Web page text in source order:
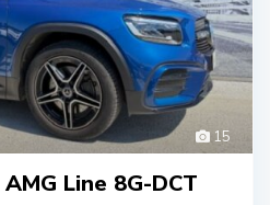
15
Line 8G-DCT